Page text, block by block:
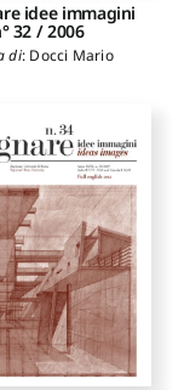
idee immagini
32 / 2006
di: Docci Mario